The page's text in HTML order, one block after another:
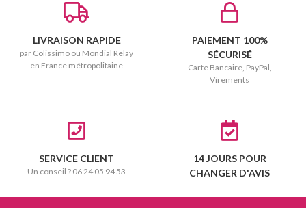
LIVRAISON RAPIDE
par Colissimo ou Mondial Relay
en France métropolitaine
PAIEMENT 100%
SÉCURISÉ
Carte Bancaire, PayPal,
Virements
SERVICE CLIENT
Un conseil ? 06 24 05 94 53
14 JOURS POUR
CHANGER D'AVIS